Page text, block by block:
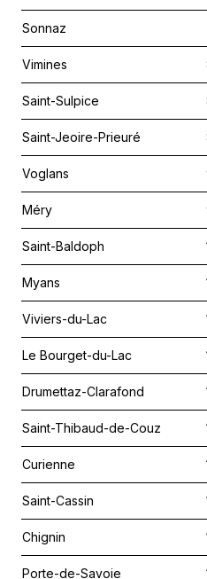
Sonnaz
Vimines
Saint-Sulpice
Saint-Jeoire-Prieuré
Voglans
Méry
Saint-Baldoph
Myans
Viviers-du-Lac
Le Bourget-du-Lac
Drumettaz-Clarafond
Saint-Thibaud-de-Couz
Curienne
Saint-Cassin
Chignin
Porte-de-Savoie